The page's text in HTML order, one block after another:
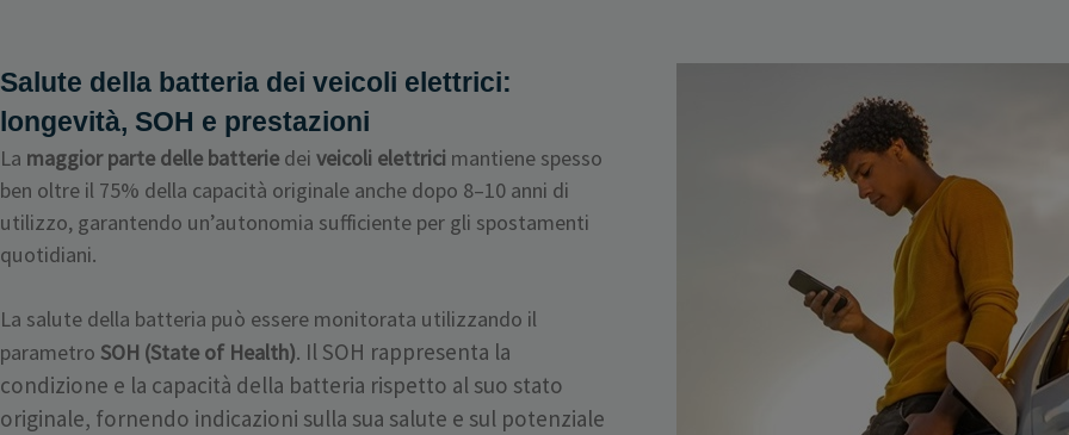
Salute della batteria dei veicoli elettrici:
longevità, SOH e prestazioni
La maggior parte delle batterie dei veicoli elettrici mantiene spesso
ben oltre il 75% della capacità originale anche dopo 8–10 anni di
utilizzo, garantendo un’autonomia sufficiente per gli spostamenti
quotidiani.
La salute della batteria può essere monitorata utilizzando il
parametro SOH (State of Health). Il SOH rappresenta la
condizione e la capacità della batteria rispetto al suo stato
originale, fornendo indicazioni sulla sua salute e sul potenziale